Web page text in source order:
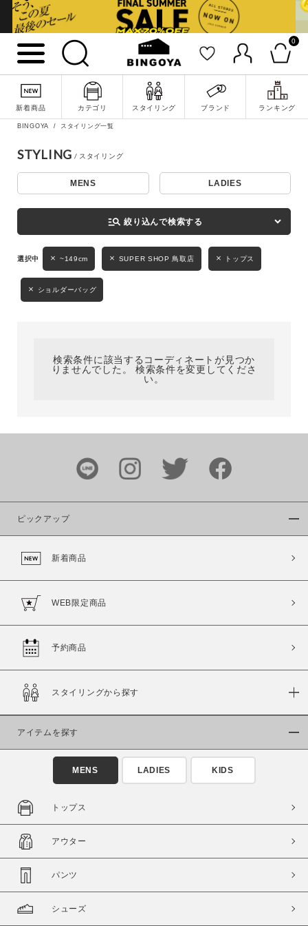
0
新着商品 カテゴリ スタイリング ブランド ランキング
詳細検索
キーワード
性別
MENS LADIES KIDS
ブランド
カラー
商品タイプ
通常商品
セール価格 WEB限定
在庫
在庫あり
BINGOYA スタイリング一覧
STYLING
MENS LADIES
manage_search 絞り込んで検索する
~149cm SUPER SHOP 鳥取店 トップス
ショルダーバッグ
検索条件に該当するコーディネートが見つか
りませんでした。 検索条件を変更してくださ
い。
ピックアップ
新着商品
WEB限定商品
予約商品
スタイリングから探す
アイテムを探す
MENS LADIES KIDS
トップス
アウター
パンツ
シューズ